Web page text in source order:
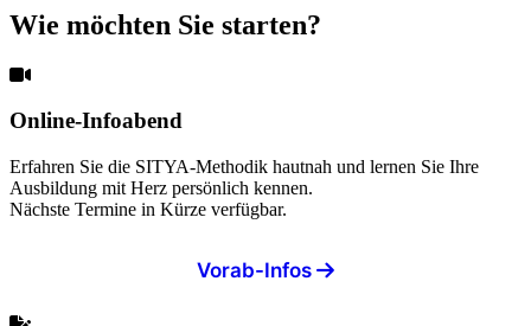
Wie möchten Sie starten?
Online-Infoabend
Erfahren Sie die SITYA-Methodik hautnah und lernen Sie Ihre
Ausbildung mit Herz persönlich kennen.
Nächste Termine in Kürze verfügbar.
Vorab-Infos